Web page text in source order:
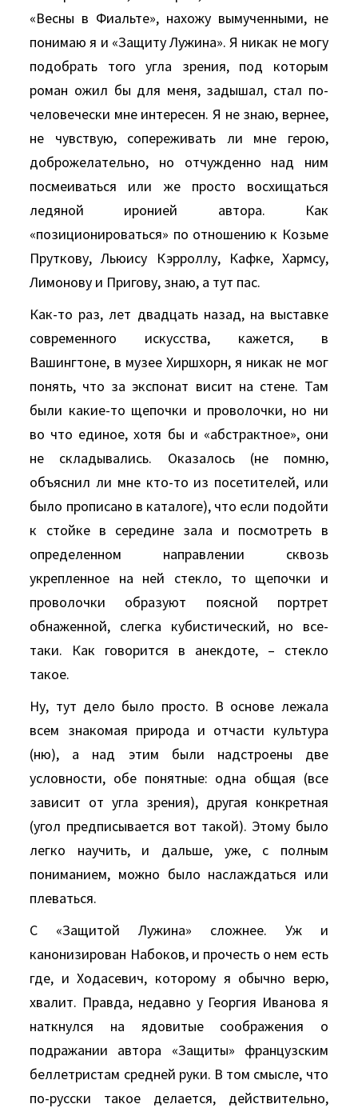
«Весны в Фиальте», нахожу вымученными, не
понимаю я и «Защиту Лужина». Я никак не могу
подобрать того угла зрения, под которым
роман ожил бы для меня, задышал, стал по-
человечески мне интересен. Я не знаю, вернее,
не чувствую, сопереживать ли мне герою,
доброжелательно, но отчужденно над ним
посмеиваться или же просто восхищаться
ледяной иронией автора. Как
«позиционироваться» по отношению к Козьме
Пруткову, Льюису Кэрроллу, Кафке, Хармсу,
Лимонову и Пригову, знаю, а тут пас.
Как-то раз, лет двадцать назад, на выставке
современного искусства, кажется, в
Вашингтоне, в музее Хиршхорн, я никак не мог
понять, что за экспонат висит на стене. Там
были какие-то щепочки и проволочки, но ни
во что единое, хотя бы и «абстрактное», они
не складывались. Оказалось (не помню,
объяснил ли мне кто-то из посетителей, или
было прописано в каталоге), что если подойти
к стойке в середине зала и посмотреть в
определенном направлении сквозь
укрепленное на ней стекло, то щепочки и
проволочки образуют поясной портрет
обнаженной, слегка кубистический, но все-
таки. Как говорится в анекдоте, – стекло
такое.
Ну, тут дело было просто. В основе лежала
всем знакомая природа и отчасти культура
(ню), а над этим были надстроены две
условности, обе понятные: одна общая (все
зависит от угла зрения), другая конкретная
(угол предписывается вот такой). Этому было
легко научить, и дальше, уже, с полным
пониманием, можно было наслаждаться или
плеваться.
С «Защитой Лужина» сложнее. Уж и
канонизирован Набоков, и прочесть о нем есть
где, и Ходасевич, которому я обычно верю,
хвалит. Правда, недавно у Георгия Иванова я
наткнулся на ядовитые соображения о
подражании автора «Защиты» французским
беллетристам средней руки. В том смысле, что
по-русски такое делается, действительно,